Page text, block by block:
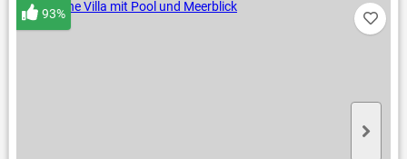
93%